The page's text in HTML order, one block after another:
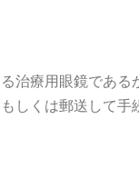
治療用眼鏡である
しくは郵送して手